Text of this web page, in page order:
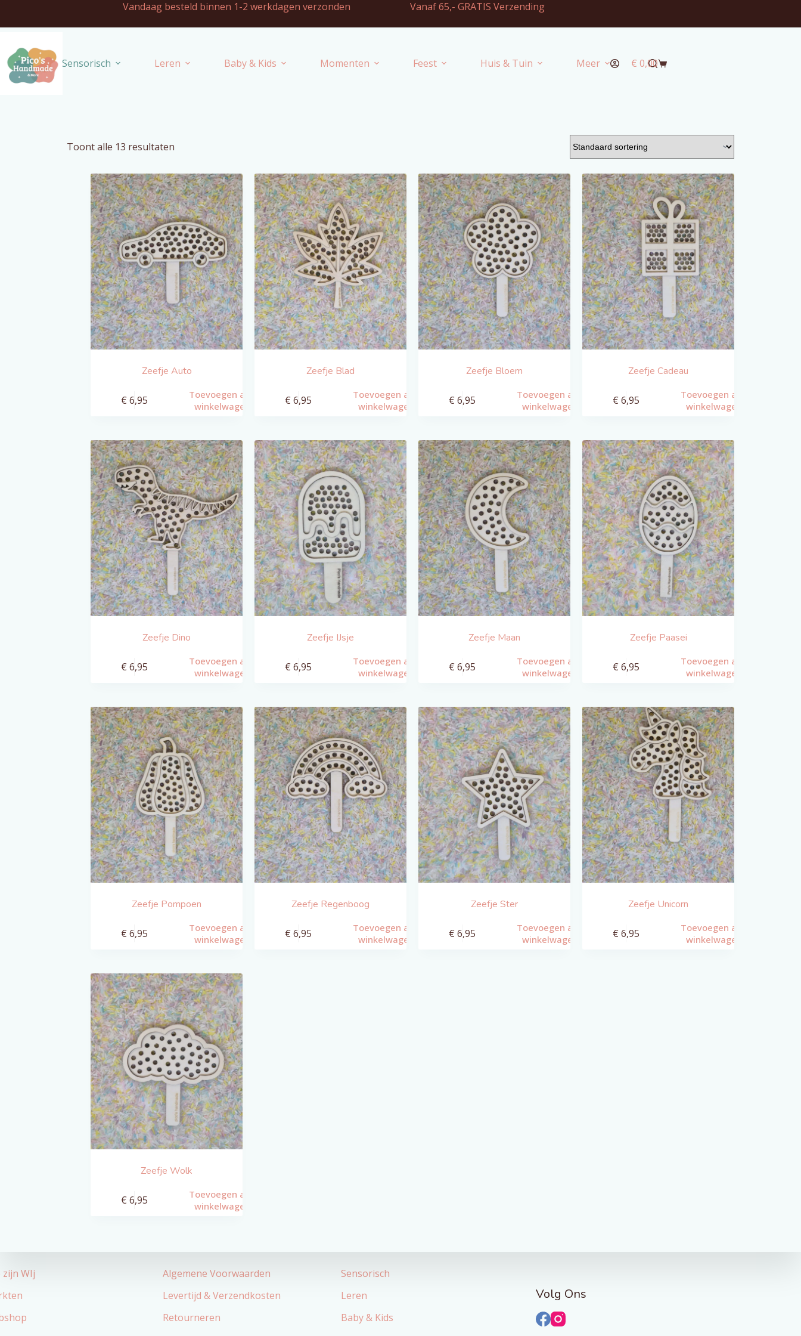
Vandaag besteld binnen 1-2 werkdagen verzonden Vanaf 65,- GRATIS Verzending
Sensorisch Leren Baby & Kids Momenten Feest Huis & Tuin Meer € 0,00
Toont alle 13 resultaten
Zeefje Auto
€ 6,95
Toevoegen aan
winkelwagen
Zeefje Blad
€ 6,95
Toevoegen aan
winkelwagen
Zeefje Bloem
€ 6,95
Toevoegen aan
winkelwagen
Zeefje Cadeau
€ 6,95
Toevoegen aan
winkelwagen
Zeefje Dino
€ 6,95
Toevoegen aan
winkelwagen
Zeefje IJsje
€ 6,95
Toevoegen aan
winkelwagen
Zeefje Maan
€ 6,95
Toevoegen aan
winkelwagen
Zeefje Paasei
€ 6,95
Toevoegen aan
winkelwagen
Zeefje Pompoen
€ 6,95
Toevoegen aan
winkelwagen
Zeefje Regenboog
€ 6,95
Toevoegen aan
winkelwagen
Zeefje Ster
€ 6,95
Toevoegen aan
winkelwagen
Zeefje Unicorn
€ 6,95
Toevoegen aan
winkelwagen
Zeefje Wolk
€ 6,95
Toevoegen aan
winkelwagen
zijn WIj
Algemene Voorwaarden
Levertijd & Verzendkosten
Retourneren
Sensorisch
Leren
Baby & Kids
Volg Ons